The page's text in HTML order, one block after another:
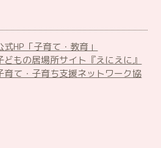
HP「子育て・教育」
もの居場所サイト『えにえに』
育て・子育ち支援ネットワーク協